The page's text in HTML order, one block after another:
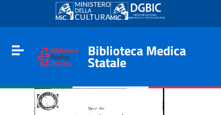
Go to content
Go to the navigation menu
Go to the footer
Toggle navigation
Biblioteca Medica
Statale